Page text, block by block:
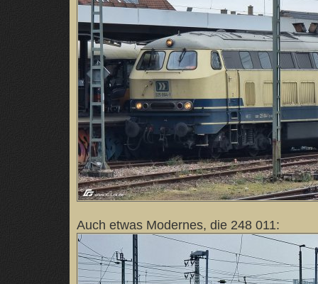
Auch etwas Modernes, die 248 011: